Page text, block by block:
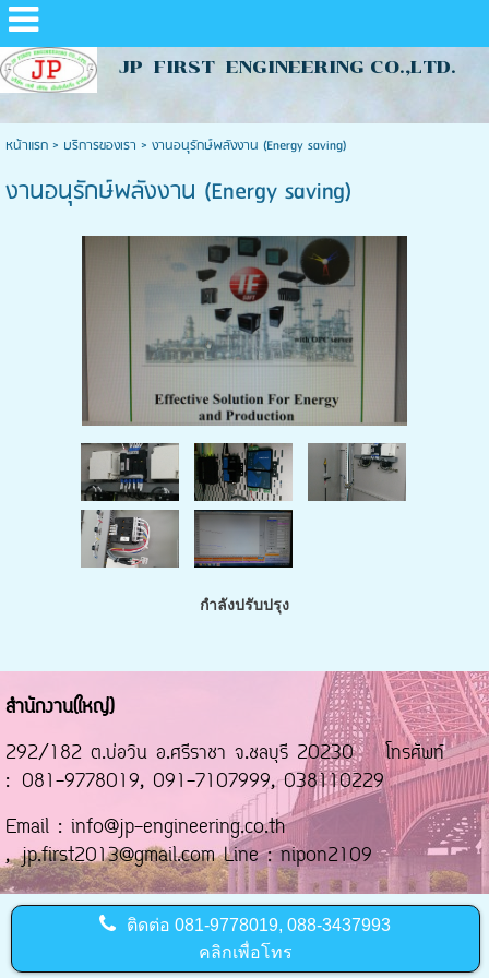
JP FIRST ENGINEERING CO.,LTD.
หน้าแรก> บริการของเรา > งานอนุรักษ์พลังงาน (Energy saving)
งานอนุรักษ์พลังงาน (Energy saving)
กำลังปรับปรุง
สำนักงาน(ใหญ่)
292/182 ต.บ่อวิน อ.ศรีราชา จ.ชลบุรี 20230 โทรศัพท์
: 081-9778019, 091-7107999, 038110229
Email : info@jp-engineering.co.th
, jp.first2013@gmail.com Line : nipon2109
ติดต่อ081-9778019, 088-3437993
คลิกเพื่อโทร